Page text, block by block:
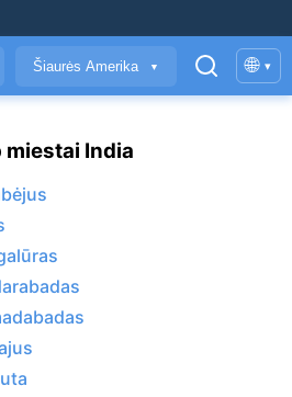
Šiaurės Amerika ▼ 🌐 ▾
miestai India